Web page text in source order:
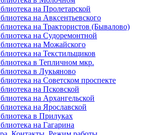
на Пролетарской
на Авксентьевского
на Трактористов (Бывалово)
на Судоремонтной
на Можайского
на Текстильщиков
в Тепличном мкр.
в Лукьяново
на Советском проспекте
на Псковской
на Архангельской
на Ярославской
в Прилуках
на Гагарина